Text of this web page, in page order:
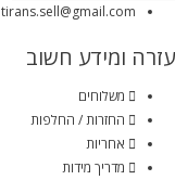
tirans.sell@gmail.com
עזרה ומידע חשוב
משלוחים
החזרות / החלפות
אחריות
מדריך מידות